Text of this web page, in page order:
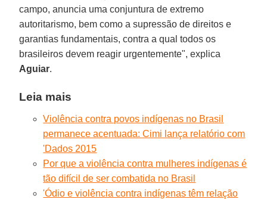
campo, anuncia uma conjuntura de extremo
autoritarismo, bem como a supressão de direitos e
garantias fundamentais, contra a qual todos os
brasileiros devem reagir urgentemente", explica
Aguiar.
Leia mais
Violência contra povos indígenas no Brasil
permanece acentuada: Cimi lança relatório com
'Dados 2015
Por que a violência contra mulheres indígenas é
tão difícil de ser combatida no Brasil
'Ódio e violência contra indígenas têm relação